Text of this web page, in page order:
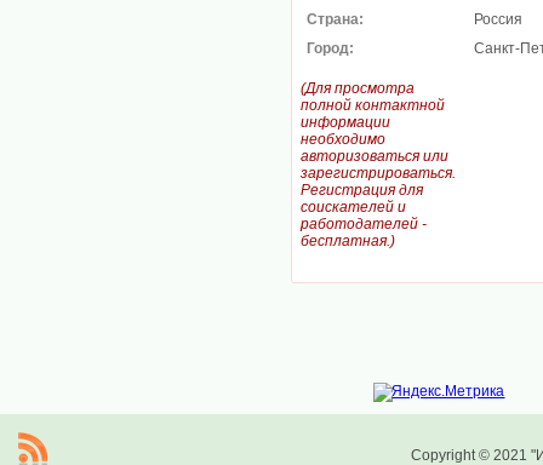
Страна:
Россия
Город:
Санкт-
(Для просмотра
полной контактной
информации
необходимо
авторизоваться или
зарегистрироваться.
Регистрация для
соискателей и
работодателей -
бесплатная.)
Copyright © 2021